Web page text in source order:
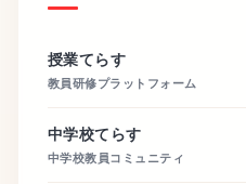
授業てらす
教員研修プラットフォーム
中学校てらす
中学校教員コミュニティ